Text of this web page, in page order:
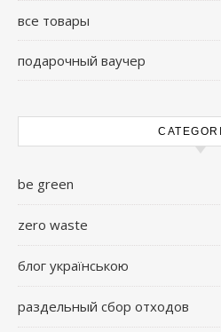
все товары
подарочный ваучер
be green
zero waste
блог українською
раздельный сбор отходов